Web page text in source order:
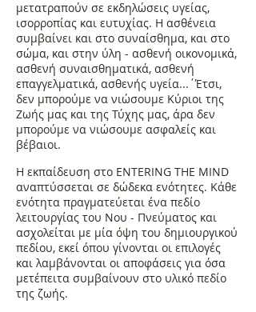
μετατραπούν σε εκδηλώσεις υγείας,
ισορροπίας και ευτυχίας. Η ασθένεια
συμβαίνει και στο συναίσθημα, και στο
σώμα, και στην ύλη - ασθενή οικονομικά,
ασθενή συναισθηματικά, ασθενή
επαγγελματικά, ασθενής υγεία...΄Έτσι,
δεν μπορούμε να νιώσουμε Κύριοι της
Ζωής μας και της Τύχης μας, άρα δεν
μπορούμε να νιώσουμε ασφαλείς και
βέβαιοι.
Η εκπαίδευση στο ENTERING THE MIND
αναπτύσσεται σε δώδεκα ενότητες. Κάθε
ενότητα πραγματεύεται ένα πεδίο
λειτουργίας του Νου - Πνεύματος και
ασχολείται με μία όψη του δημιουργικού
πεδίου, εκεί όπου γίνονται οι επιλογές
και λαμβάνονται οι αποφάσεις για όσα
μετέπειτα συμβαίνουν στο υλικό πεδίο
της ζωής.